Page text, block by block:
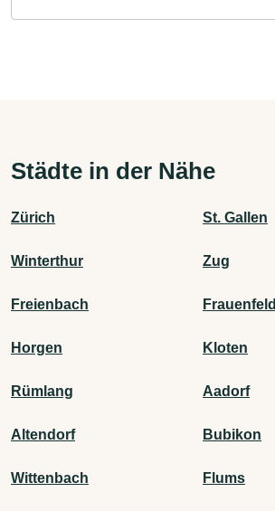
Städte in der Nähe
Zürich St. Gallen
Winterthur Zug
Freienbach Frauenfeld
Horgen Kloten
Rümlang Aadorf
Altendorf Bubikon
Wittenbach Flums